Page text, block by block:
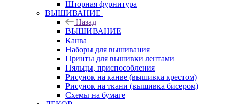
Шторная фурнитура
ВЫШИВАНИЕ
Назад
ВЫШИВАНИЕ
Канва
Наборы для вышивания
Принты для вышивки лентами
Пяльцы, приспособления
Рисунок на канве (вышивка крестом)
Рисунок на ткани (вышивка бисером)
Схемы на бумаге